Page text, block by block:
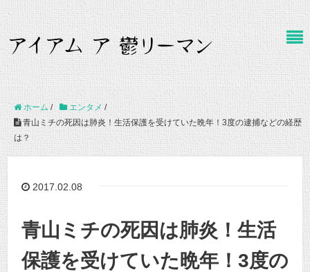
ホーム / エンタメ /
青山ミチの死因は肺炎！生活保護を受けていた晩年！3度の逮捕などの経歴
は？
2017.02.08
青山ミチの死因は肺炎！生活
保護を受けていた晩年！3度の